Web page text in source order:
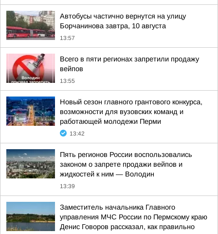
Автобусы частично вернутся на улицу
Борчанинова завтра, 10 августа
13:57
Всего в пяти регионах запретили продажу
вейпов
13:55
Новый сезон главного грантового конкурса,
возможности для вузовских команд и
работающей молодежи Перми
13:42
Пять регионов России воспользовались
законом о запрете продажи вейпов и
жидкостей к ним — Володин
13:39
Заместитель начальника Главного
управления МЧС России по Пермскому краю
Денис Говоров рассказал, как правильно